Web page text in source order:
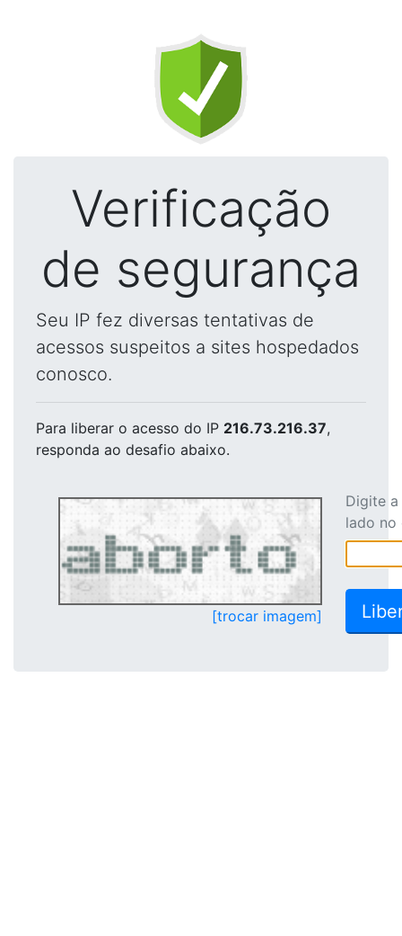
Verificação
de segurança
Seu IP fez diversas tentativas de
acessos suspeitos a sites hospedados
conosco.
Para liberar o acesso do IP 216.73.216.37,
responda ao desafio abaixo.
[trocar imagem]
Digite
lado no